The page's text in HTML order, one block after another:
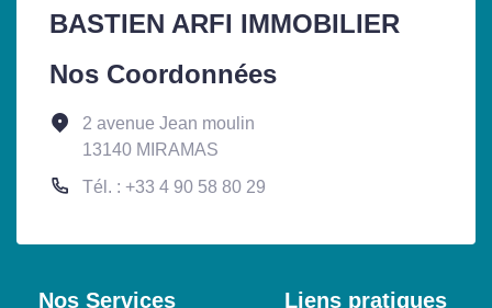
BASTIEN ARFI IMMOBILIER
Nos Coordonnées
2 avenue Jean moulin
13140 MIRAMAS
Tél. : +33 4 90 58 80 29
Nos Services Liens pratiques